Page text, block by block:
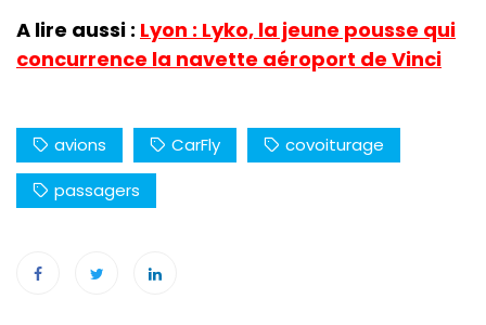
A lire aussi : Lyon : Lyko, la jeune pousse qui
concurrence la navette aéroport de Vinci
avions CarFly
covoiturage
passagers